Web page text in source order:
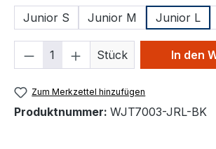
Junior S
Junior M Junior L
Produkt Anzahl: Gib den
Stück In den
Zum Merkzettel hinzufügen
Produktnummer: WJT7003-JRL-BK